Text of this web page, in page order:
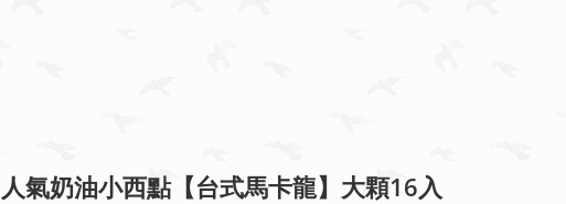
人氣奶油小西點【台式馬卡龍】大顆16入